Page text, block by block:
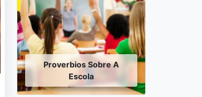
Proverbios Sobre A
Escola